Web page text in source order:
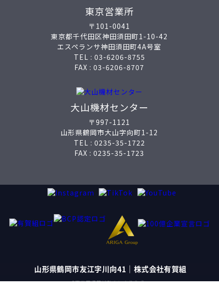
東京営業所
〒101-0041
東京都千代田区神田須田町1-10-42
エスペランサ神田須田町4A号室
TEL : 03-6206-8755
FAX : 03-6206-8707
大山機材センター
〒997-1121
山形県鶴岡市大山字向町1-12
TEL : 0235-35-1722
FAX : 0235-35-1723
山形県鶴岡市友江字川向41｜株式会社有賀組
「事業再構築補助金により作成」